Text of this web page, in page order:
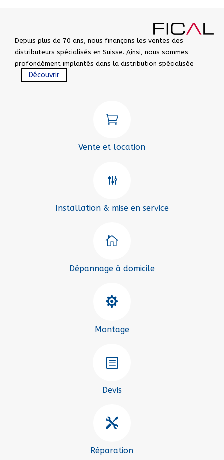
Depuis plus de 70 ans, nous finançons les ventes des
distributeurs spécialisés en Suisse. Ainsi, nous sommes
profondément implantés dans la distribution spécialisée
Découvrir

Vente et location
g
Installation & mise en service

Dépannage à domicile

Montage
b
Devis

Réparation